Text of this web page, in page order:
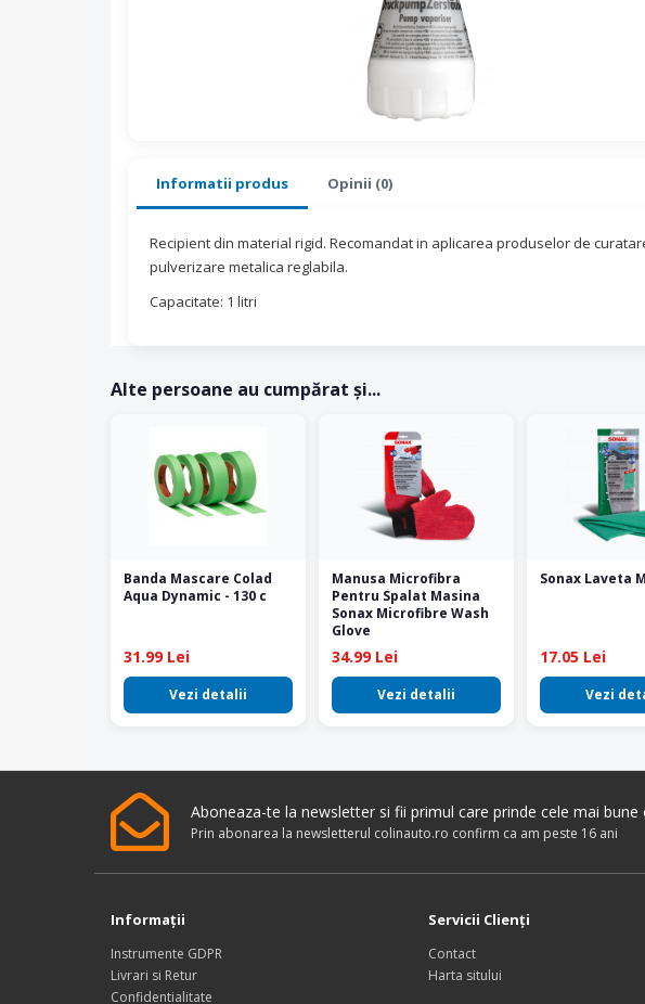
Informatii produs Opinii (0)
Recipient din material rigid. Recomandat in aplicarea produselor de
pulverizare metalica reglabila.
Capacitate: 1 litri
Alte persoane au cumpărat și...
Banda Mascare Colad
Aqua Dynamic - 130 c
31.99 Lei
Vezi detalii
Manusa Microfibra
Pentru Spalat Masina
Sonax Microfibre Wash
Glove
34.99 Lei
Vezi detalii
Sonax Laveta
17.05 Lei
Vezi
Aboneaza-te la newsletter si fii primul care prinde cele mai bune
Prin abonarea la newsletterul colinauto.ro confirm ca am peste 16 ani
Informaţii
Instrumente GDPR
Livrari si Retur
Confidentialitate
Servicii Clienţi
Contact
Harta sitului